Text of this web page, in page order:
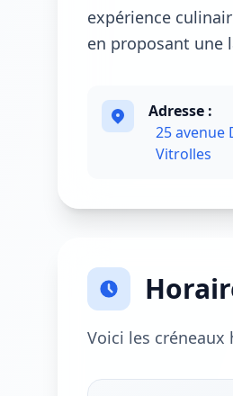
expérience
en proposant une
Adresse :
25 avenue
Vitrolles
Voici les